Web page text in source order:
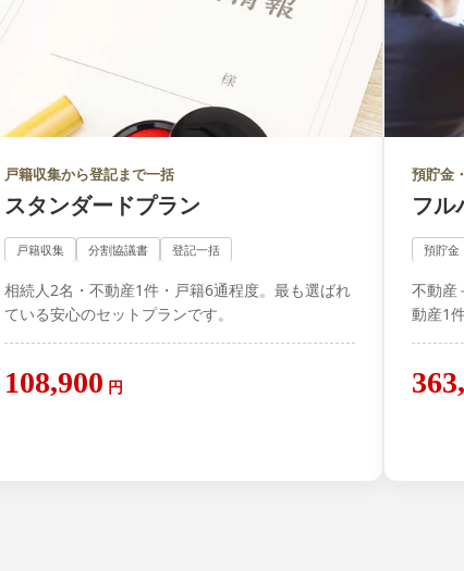
戸籍収集から登記まで一括
スタンダードプラン
戸籍収集 分割協議書 登記一括
相続人2名・不動産1件・戸籍6通程度。最も選ばれ
ている安心のセットプランです。
108,900 円
預貯金
フル
預貯金
不動産
動産1